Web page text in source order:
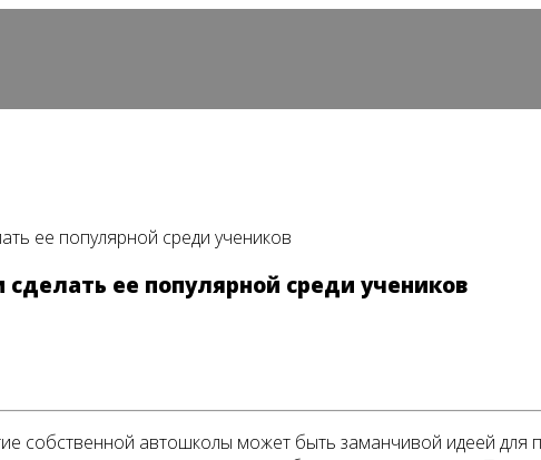
ее популярной среди учеников
ее популярной среди учеников
собственной автошколы может быть заманчивой идеей для